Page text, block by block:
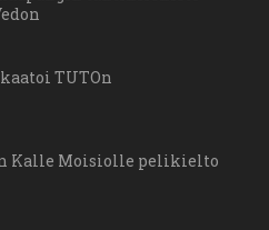
TUTOn
Kalle Moisiolle pelikielto